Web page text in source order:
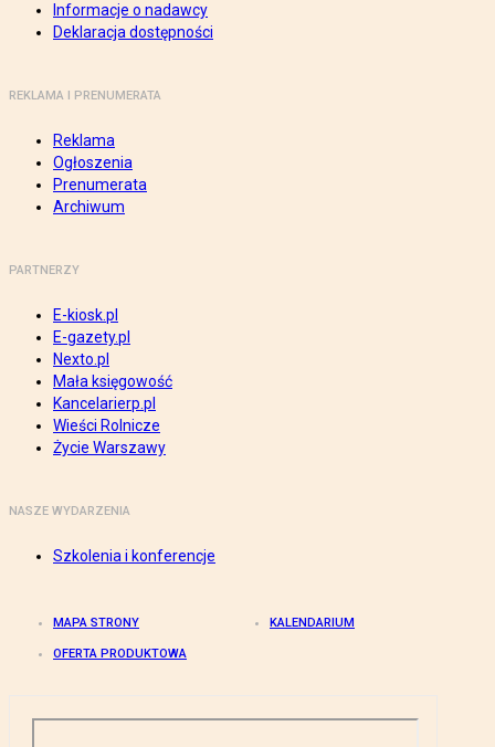
Informacje o nadawcy
Deklaracja dostępności
REKLAMA I PRENUMERATA
Reklama
Ogłoszenia
Prenumerata
Archiwum
PARTNERZY
E-kiosk.pl
E-gazety.pl
Nexto.pl
Mała księgowość
Kancelarierp.pl
Wieści Rolnicze
Życie Warszawy
NASZE WYDARZENIA
Szkolenia i konferencje
MAPA STRONY KALENDARIUM
OFERTA PRODUKTOWA